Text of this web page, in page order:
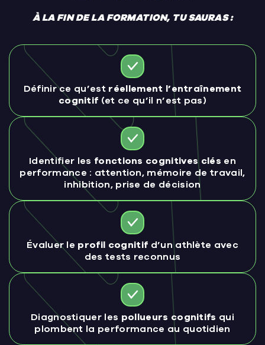
À LA FIN DE LA FORMATION, TU SAURAS :
Définir ce qu’est réellement l’entraînement
cognitif (et ce qu’il n’est pas)
Identifier les fonctions cognitives clés en
performance : attention, mémoire de travail,
inhibition, prise de décision
Évaluer le profil cognitif d’un athlète avec
des tests reconnus
Diagnostiquer les pollueurs cognitifs qui
plombent la performance au quotidien